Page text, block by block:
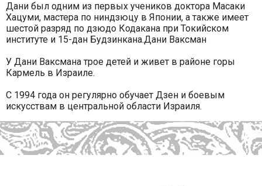
Дани был одним из первых учеников доктора Масаки
Хацуми, мастера по ниндзюцу в Японии, а также имеет
шестой разряд по дзюдо Кодакана при Токийском
институте и 15-дан Будзинкана.Дани Ваксман
У Дани Ваксмана трое детей и живет в районе горы
Кармель в Израиле.
С 1994 года он регулярно обучает Дзен и боевым
искусствам в центральной области Израиля.